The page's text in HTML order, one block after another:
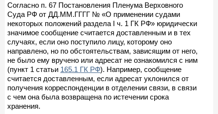
Согласно п. 67 Постановления Пленума Верховного
Суда РФ от ДД.ММ.ГГГГ № «О применении судами
некоторых положений раздела I ч. 1 ГК РФ» юридически
значимое сообщение считается доставленным и в тех
случаях, если оно поступило лицу, которому оно
направлено, но по обстоятельствам, зависящим от него,
не было ему вручено или адресат не ознакомился с ним
(пункт 1 статьи 165.1 ГК РФ). Например, сообщение
считается доставленным, если адресат уклонился от
получения корреспонденции в отделении связи, в связи
с чем она была возвращена по истечении срока
хранения.